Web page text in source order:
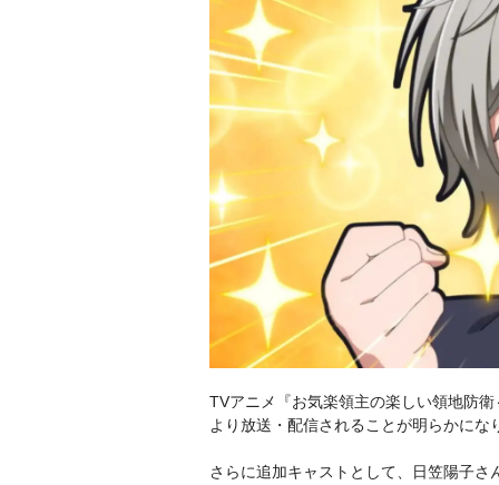
TVアニメ『お気楽領主の楽しい領地防
より放送・配信されることが明らかに
さらに追加キャストとして、日笠陽子